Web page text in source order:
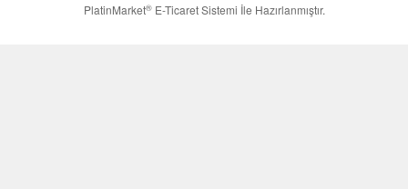
PlatinMarket®E-Ticaret Sistemi İle Hazırlanmıştır.